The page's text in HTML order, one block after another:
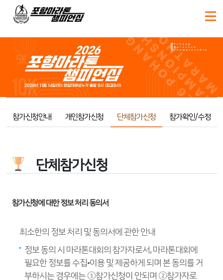
참가신청안내 개인참가신청 단체참가신청 참가확인/수정
단체참가신청
참가신청에 대한 정보 처리 동의서
최소한의 정보 처리 및 동의서에 관한 안내
정보 동의 시 마라톤대회의 참가자로서, 마라톤대회에
필요한 정보를 수집•이용 및 제공하게 되며 본 동의를 거
부하시는 경우에는 ①참가신청이 안되며 ②참가자로